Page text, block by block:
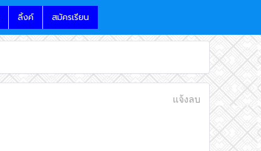
ลิ้งค์ สมัครเรียน
แจ้งลบ